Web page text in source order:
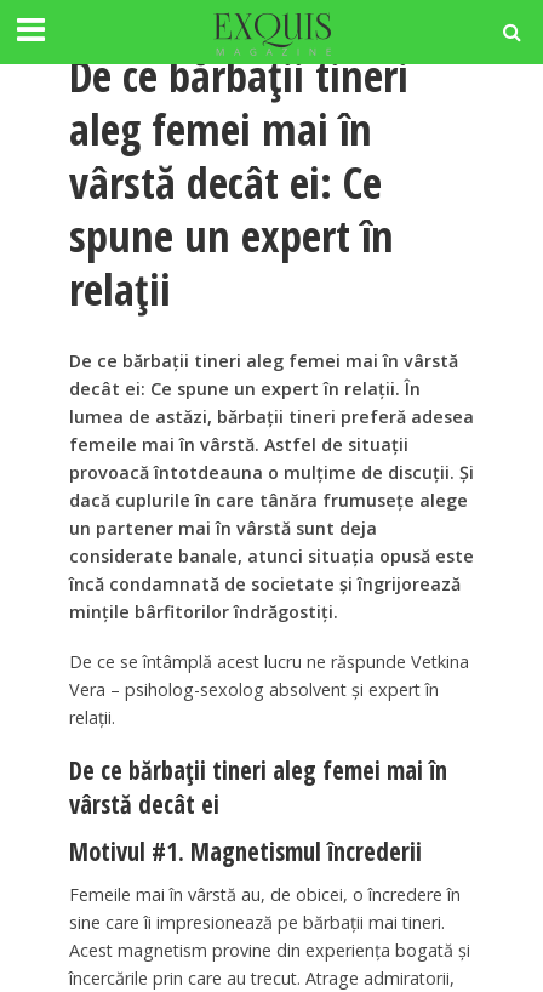
De ce bărbații tineri
aleg femei mai în
vârstă decât ei: Ce
spune un expert în
relații
De ce bărbații tineri aleg femei mai în vârstă
decât ei: Ce spune un expert în relații. În
lumea de astăzi, bărbații tineri preferă adesea
femeile mai în vârstă. Astfel de situații
provoacă întotdeauna o mulțime de discuții. Și
dacă cuplurile în care tânăra frumusețe alege
un partener mai în vârstă sunt deja
considerate banale, atunci situația opusă este
încă condamnată de societate și îngrijorează
mințile bârfitorilor îndrăgostiți.
De ce se întâmplă acest lucru ne răspunde Vetkina
Vera – psiholog-sexolog absolvent și expert în
relații.
De ce bărbații tineri aleg femei mai în
vârstă decât ei
Motivul #1. Magnetismul încrederii
Femeile mai în vârstă au, de obicei, o încredere în
sine care îi impresionează pe bărbații mai tineri.
Acest magnetism provine din experiența bogată și
încercările prin care au trecut. Atrage admiratorii,